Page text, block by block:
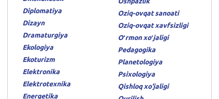
Diplomatiya
Dizayn
Dramaturgiya
Ekologiya
Ekoturizm
Elektronika
Elektrotexnika
Energetika
Oziq-ovqat sanoati
Oziq-ovqat xavfsizligi
Oʻrmon xoʻjaligi
Pedagogika
Planetologiya
Psixologiya
Qishloq xo'jaligi